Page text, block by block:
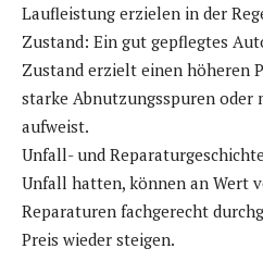
Laufleistung erzielen in der
Zustand: Ein gut gepflegtes
Zustand erzielt einen höheren
starke Abnutzungsspuren oder
aufweist.
Unfall- und
Unfall hatten, können an Wert
Reparaturen fachgerecht
Preis wieder steigen.